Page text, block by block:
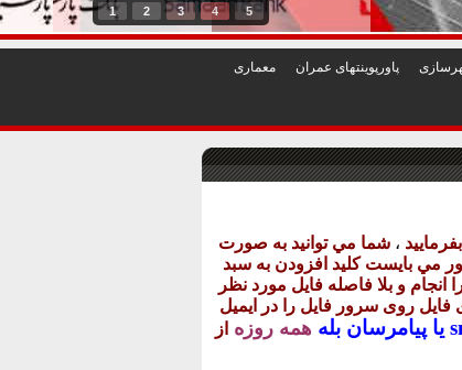
1 2 3 4 5
پاورپوينتهای عمران معماری
، شما مي توانيد به صورت
مي بايست کليد افزودن به سبد
انجام و بلا فاصله فايل مورد نظر
فايل روی سرور فايل را در ايميل
پيامرسان بله همه روزه از